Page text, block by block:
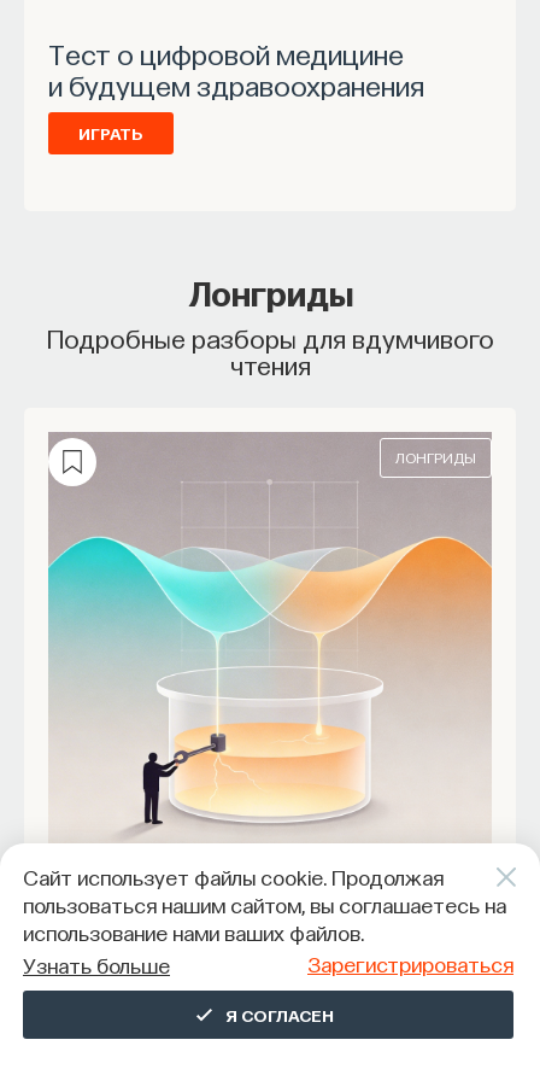
Тест о цифровой медицине
и будущем здравоохранения
ИГРАТЬ
Лонгриды
Подробные разборы для вдумчивого
чтения
ЛОНГРИДЫ
Выгорание: когда эмпатия
работает против нас
Сайт использует файлы cookie. Продолжая
пользоваться нашим сайтом, вы соглашаетесь на
использование нами ваших файлов.
Узнать больше
Зарегистрироваться
Я СОГЛАСЕН